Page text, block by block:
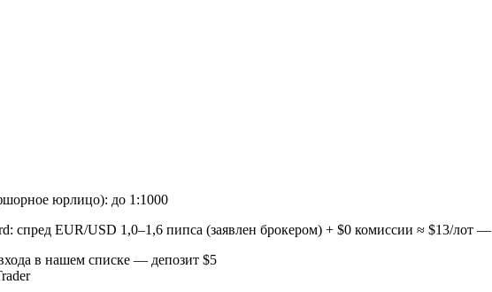
юрлицо): до 1:1000
спред EUR/USD 1,0–1,6 пипса (заявлен брокером) + $0 комиссии ≈ $13/лот
в нашем списке — депозит $5